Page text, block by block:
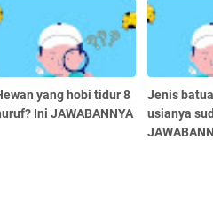
yang hobi tidur 8
Ini JAWABANNYA
Jenis
usianya